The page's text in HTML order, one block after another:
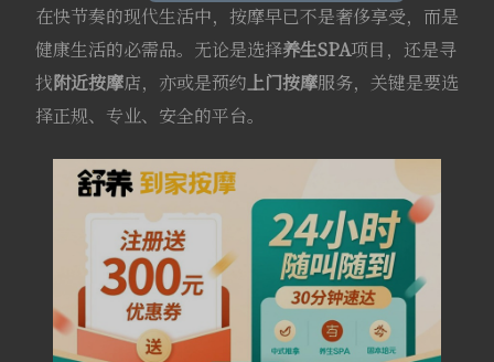
在快节奏的现代生活中，按摩早已不是奢侈享受，而是
健康生活的必需品。无论是选择养生SPA项目，还是寻
找附近按摩店，亦或是预约上门按摩服务，关键是要选
择正规、专业、安全的平台。